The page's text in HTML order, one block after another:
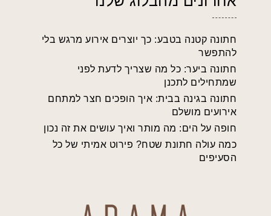
חתונה קטנה בטבע: כך יוצרים אירוע מרגש בלי
להתפשר
חתונה ביער: כל מה שצריך לדעת לפני
שמתחילים לתכנן
חתונה בגינה בבית: איך הופכים חצר למתחם
אירועים מושלם
חופה על הים: מה מותר ואיך עושים את זה נכון
כמה עולה חתונת שטח? פירוט אמיתי של כל
הסעיפים